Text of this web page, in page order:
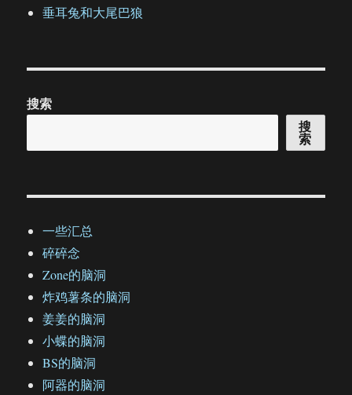
垂耳兔和大尾巴狼
搜索
搜
索
一些汇总
碎碎念
Zone的脑洞
炸鸡薯条的脑洞
姜姜的脑洞
小蝶的脑洞
BS的脑洞
阿器的脑洞